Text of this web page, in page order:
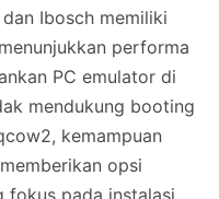
Ibosch memiliki
performa
PC emulator di
mendukung booting
kemampuan
opsi
fokus pada instalasi